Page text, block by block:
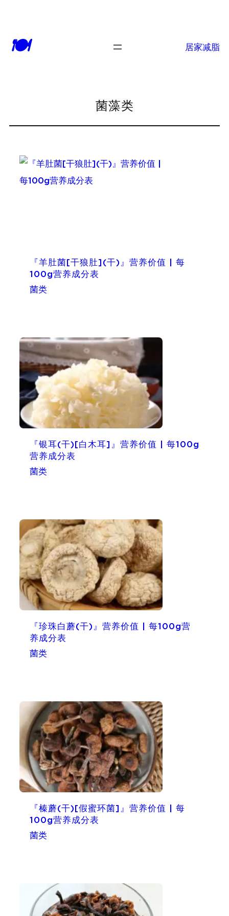
🍽 居家减脂
菌藻类
『羊肚菌[干狼肚](干)』营养价值 | 每
100g营养成分表
菌类
『银耳(干)[白木耳]』营养价值 | 每100g
营养成分表
菌类
『珍珠白蘑(干)』营养价值 | 每100g营
养成分表
菌类
『榛蘑(干)[假蜜环菌]』营养价值 | 每
100g营养成分表
菌类